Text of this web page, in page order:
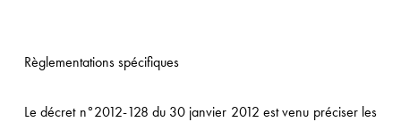
Règlementations spécifiques
Le décret n°2012-128 du 30 janvier 2012 est venu préciser les